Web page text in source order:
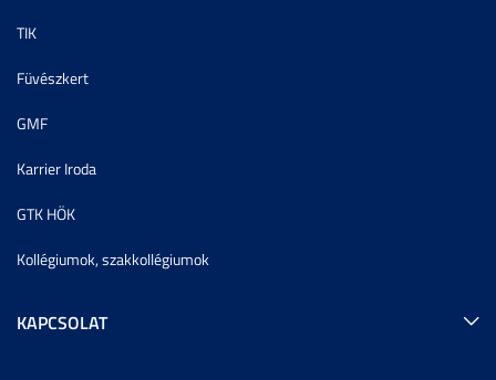
TIK
Füvészkert
GMF
Karrier Iroda
GTK HÖK
Kollégiumok, szakkollégiumok
KAPCSOLAT